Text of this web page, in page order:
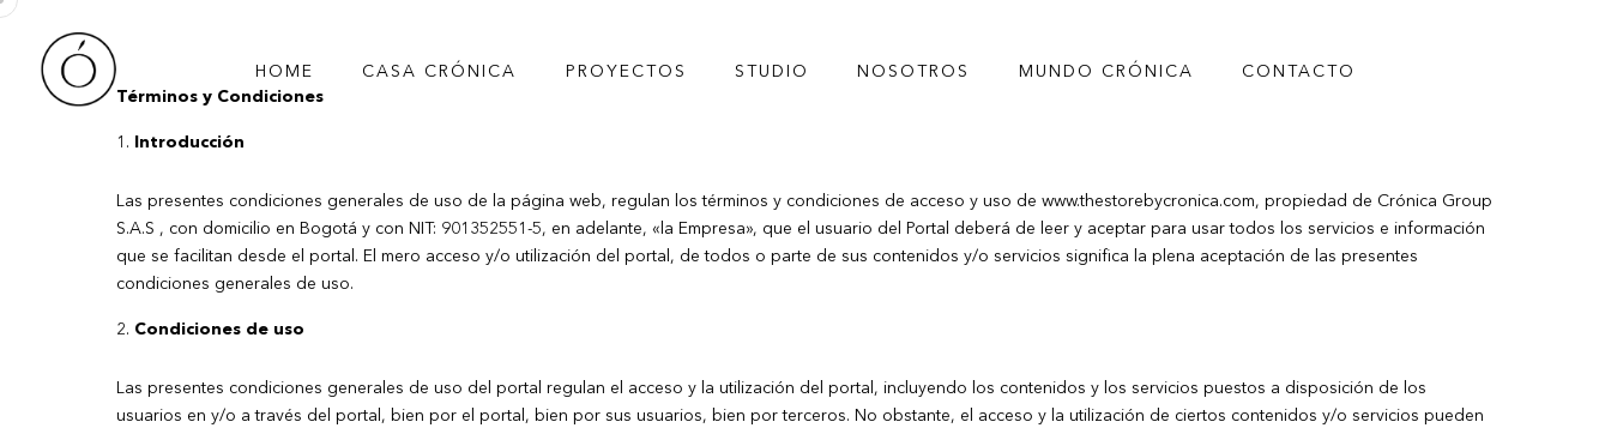
Skip
content
HOME CASA CRÓNICA PROYECTOS STUDIO NOSOTROS MUNDO CRÓNICA
CONTACTO
Términos y Condiciones
Introducción
Las presentes condiciones generales de uso de la página web, regulan los términos y condiciones de acceso y uso de www.thestorebycronica.com, propiedad de Crónica Group
S.A.S , con domicilio en Bogotá y con NIT: 901352551-5, en adelante, «la Empresa», que el usuario del Portal deberá de leer y aceptar para usar todos los servicios e información
que se facilitan desde el portal. El mero acceso y/o utilización del portal, de todos o parte de sus contenidos y/o servicios significa la plena aceptación de las presentes
condiciones generales de uso.
Condiciones de uso
Las presentes condiciones generales de uso del portal regulan el acceso y la utilización del portal, incluyendo los contenidos y los servicios puestos a disposición de los
usuarios en y/o a través del portal, bien por el portal, bien por sus usuarios, bien por terceros. No obstante, el acceso y la utilización de ciertos contenidos y/o servicios pueden